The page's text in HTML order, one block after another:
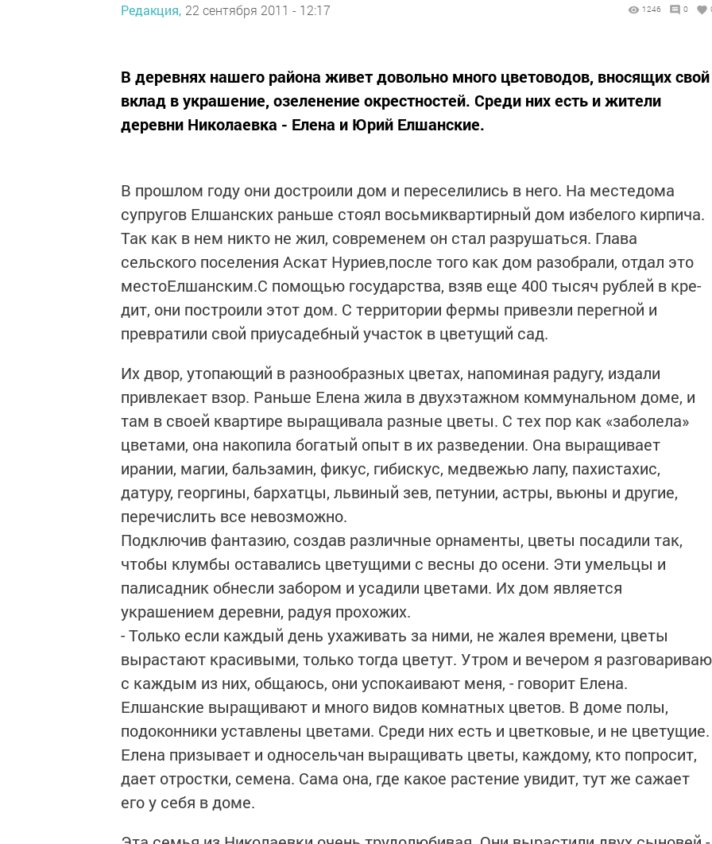
Редакция, 22 сентября 2011 - 12:17 1246 0
В деревнях нашего района живет довольно много цветоводов, вносящих свой
вклад в украшение, озеленение окрестностей. Среди них есть и жители
деревни Николаевка - Елена и Юрий Елшанские.
В прошлом году они достроили дом и переселились в него. На местедома
супругов Елшанских раньше стоял восьмиквартирный дом избелого кирпича.
Так как в нем никто не жил, современем он стал разрушаться. Глава
сельского поселения Аскат Нуриев,после того как дом разобрали, отдал это
местоЕлшанским.С помощью государства, взяв еще 400 тысяч рублей в кре-
дит, они построили этот дом. С территории фермы привезли перегной и
превратили свой приусадебный участок в цветущий сад.
Их двор, утопающий в разнообразных цветах, напоминая радугу, издали
привлекает взор. Раньше Елена жила в двухэтажном коммунальном доме, и
там в своей квартире выращивала разные цветы. С тех пор как «заболела»
цветами, она накопила богатый опыт в их разведении. Она выращивает
ирании, магии, бальзамин, фикус, гибискус, медвежью лапу, пахистахис,
датуру, георгины, бархатцы, львиный зев, петунии, астры, вьюны и другие,
перечислить все невозможно.
Подключив фантазию, создав различные орнаменты, цветы посадили так,
чтобы клумбы оставались цветущими с весны до осени. Эти умельцы и
палисадник обнесли забором и усадили цветами. Их дом является
украшением деревни, радуя прохожих.
- Только если каждый день ухаживать за ними, не жалея времени, цветы
вырастают красивыми, только тогда цветут. Утром и вечером я разговариваю
с каждым из них, общаюсь, они успокаивают меня, - говорит Елена.
Елшанские выращивают и много видов комнатных цветов. В доме полы,
подоконники уставлены цветами. Среди них есть и цветковые, и не цветущие.
Елена призывает и односельчан выращивать цветы, каждому, кто попросит,
дает отростки, семена. Сама она, где какое растение увидит, тут же сажает
его у себя в доме.